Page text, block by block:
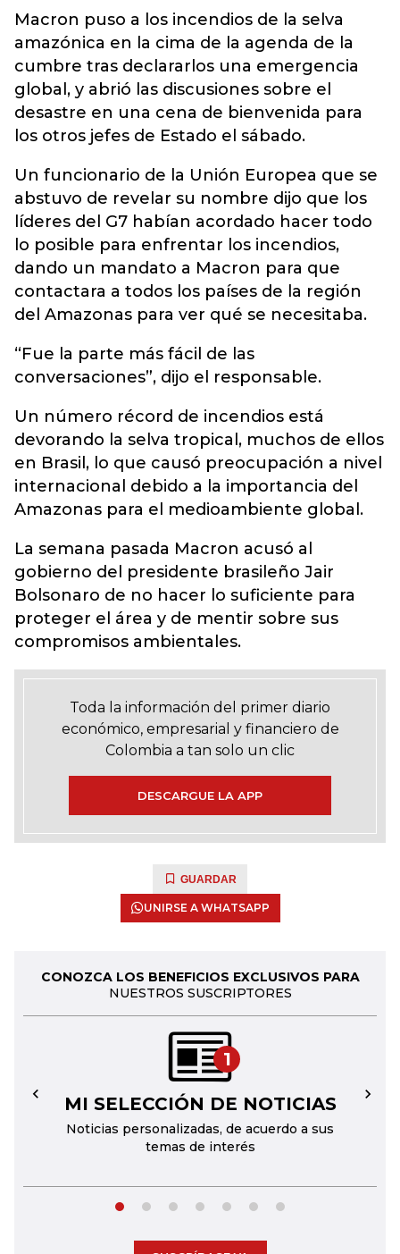
Macron puso a los incendios de la selva
amazónica en la cima de la agenda de la
cumbre tras declararlos una emergencia
global, y abrió las discusiones sobre el
desastre en una cena de bienvenida para
los otros jefes de Estado el sábado.
Un funcionario de la Unión Europea que se
abstuvo de revelar su nombre dijo que los
líderes del G7 habían acordado hacer todo
lo posible para enfrentar los incendios,
dando un mandato a Macron para que
contactara a todos los países de la región
del Amazonas para ver qué se necesitaba.
“Fue la parte más fácil de las
conversaciones”, dijo el responsable.
Un número récord de incendios está
devorando la selva tropical, muchos de ellos
en Brasil, lo que causó preocupación a nivel
internacional debido a la importancia del
Amazonas para el medioambiente global.
La semana pasada Macron acusó al
gobierno del presidente brasileño Jair
Bolsonaro de no hacer lo suficiente para
proteger el área y de mentir sobre sus
compromisos ambientales.
Toda la información del primer diario
económico, empresarial y financiero de
Colombia a tan solo un clic
DESCARGUE LA APP
GUARDAR
UNIRSE A WHATSAPP
CONOZCA LOS BENEFICIOS EXCLUSIVOS PARA
NUESTROS SUSCRIPTORES
1
MI SELECCIÓN DE NOTICIAS
Noticias personalizadas, de acuerdo a sus
temas de interés
← →